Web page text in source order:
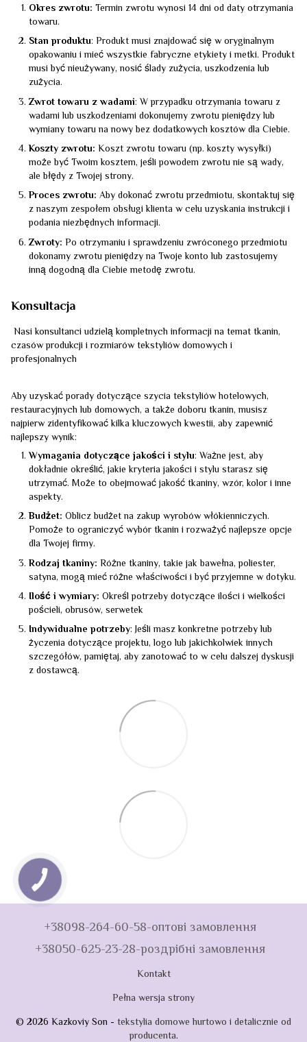
Okres zwrotu: Termin zwrotu wynosi 14 dni od daty otrzymania
towaru.
Stan produktu: Produkt musi znajdować się w oryginalnym
opakowaniu i mieć wszystkie fabryczne etykiety i metki. Produkt
musi być nieużywany, nosić ślady zużycia, uszkodzenia lub
zużycia.
Zwrot towaru z wadami: W przypadku otrzymania towaru z
wadami lub uszkodzeniami dokonujemy zwrotu pieniędzy lub
wymiany towaru na nowy bez dodatkowych kosztów dla Ciebie.
Koszty zwrotu: Koszt zwrotu towaru (np. koszty wysyłki)
może być Twoim kosztem, jeśli powodem zwrotu nie są wady,
ale błędy z Twojej strony.
Proces zwrotu: Aby dokonać zwrotu przedmiotu, skontaktuj się
z naszym zespołem obsługi klienta w celu uzyskania instrukcji i
podania niezbędnych informacji.
Zwroty: Po otrzymaniu i sprawdzeniu zwróconego przedmiotu
dokonamy zwrotu pieniędzy na Twoje konto lub zastosujemy
inną dogodną dla Ciebie metodę zwrotu.
Konsultacja
Nasi konsultanci udzielą kompletnych informacji na temat tkanin,
czasów produkcji i rozmiarów tekstyliów domowych i
profesjonalnych
Aby uzyskać porady dotyczące szycia tekstyliów hotelowych,
restauracyjnych lub domowych, a także doboru tkanin, musisz
najpierw zidentyfikować kilka kluczowych kwestii, aby zapewnić
najlepszy wynik:
Wymagania dotyczące jakości i stylu: Ważne jest, aby
dokładnie określić, jakie kryteria jakości i stylu starasz się
utrzymać. Może to obejmować jakość tkaniny, wzór, kolor i inne
aspekty.
Budżet: Oblicz budżet na zakup wyrobów włókienniczych.
Pomoże to ograniczyć wybór tkanin i rozważyć najlepsze opcje
dla Twojej firmy.
Rodzaj tkaniny: Różne tkaniny, takie jak bawełna, poliester,
satyna, mogą mieć różne właściwości i być przyjemne w dotyku.
Ilość i wymiary: Określ potrzeby dotyczące ilości i wielkości
pościeli, obrusów, serwetek
Indywidualne potrzeby: Jeśli masz konkretne potrzeby lub
życzenia dotyczące projektu, logo lub jakichkolwiek innych
szczegółów, pamiętaj, aby zanotować to w celu dalszej dyskusji
z dostawcą.
+38098-264-60-58-оптові замовлення
+38050-625-23-28-роздрібні замовлення
Kontakt
Pełna wersja strony
© 2026 Kazkoviy Son - tekstylia domowe hurtowo i detalicznie od
producenta.